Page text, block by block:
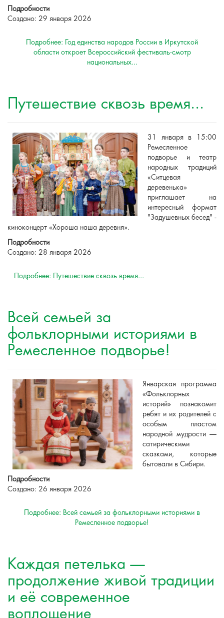
Подробности
Создано: 29 января 2026
Подробнее: Год единства народов России в Иркутской
области откроет Всероссийский фестиваль-смотр
национальных...
Путешествие сквозь время...
31 января в 15:00
Ремесленное
подворье и театр
народных традиций
«Ситцевая
деревенька»
приглашает на
интересный формат
"Задушевных бесед" -
киноконцерт «Хороша наша деревня».
Подробности
Создано: 28 января 2026
Подробнее: Путешествие сквозь время...
Всей семьей за
фольклорными историями в
Ремесленное подворье!
Январская программа
«Фольклорных
историй» познакомит
ребят и их родителей с
особым пластом
народной мудрости —
сатирическими
сказками, которые
бытовали в Сибири.
Подробности
Создано: 26 января 2026
Подробнее: Всей семьей за фольклорными историями в
Ремесленное подворье!
Каждая петелька —
продолжение живой традиции
и её современное
воплощение